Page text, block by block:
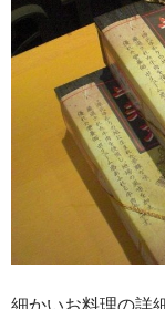
細かいお料理の詳